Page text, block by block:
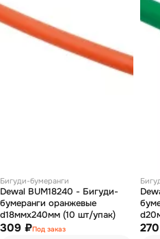
Бигуди-бумеранги
Dewal BUM18240 - Бигуди-
бумеранги оранжевые
d18ммх240мм (10 шт/упак)
309 ₽Под заказ